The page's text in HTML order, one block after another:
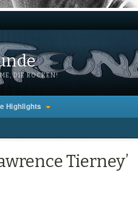
DIE ROCKEN!
Highlights
Tierney’